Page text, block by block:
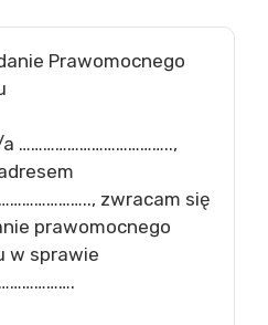
Prawomocnego
………………………………..,
zwracam się
prawomocnego
w sprawie